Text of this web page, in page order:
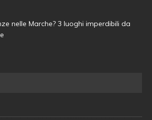
nelle Marche? 3 luoghi imperdibili da